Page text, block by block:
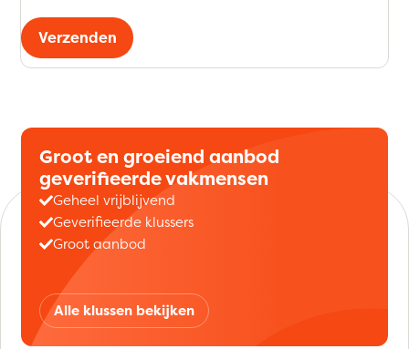
Verzenden
Groot en groeiend aanbod
geverifieerde vakmensen
Geheel vrijblijvend
Geverifieerde klussers
Groot aanbod
Alle klussen bekijken